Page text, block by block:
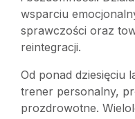
wsparciu
sprawczości oraz
reintegracji.
Od ponad dziesięciu
trener personalny,
prozdrowotne.